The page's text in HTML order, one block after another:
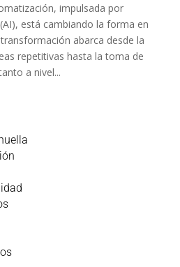
impulsada por
está cambiando la forma en
abarca desde la
repetitivas hasta la toma de
a nivel...